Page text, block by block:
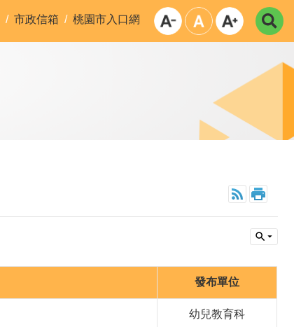
市政信箱 桃園市入口網
發布單位
幼兒教育科